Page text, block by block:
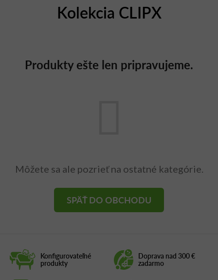
Kolekcia CLIPX
Produkty ešte len pripravujeme.
Môžete sa ale pozrieť na ostatné kategórie.
SPÄŤ DO OBCHODU
Konfigurovateľné
produkty
Doprava nad 300 €
zadarmo